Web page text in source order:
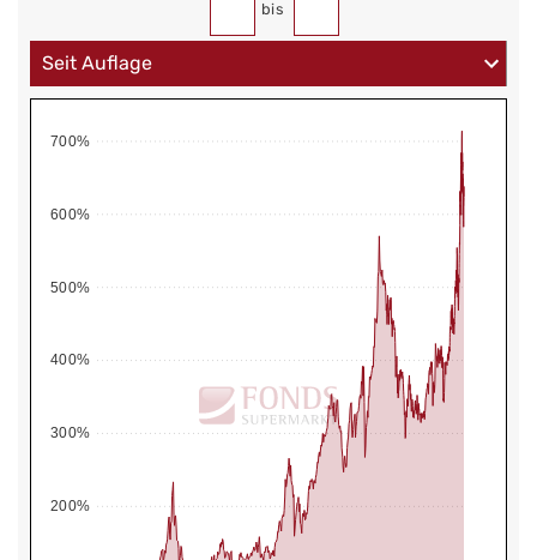
bis
200%
300%
400%
500%
600%
700%